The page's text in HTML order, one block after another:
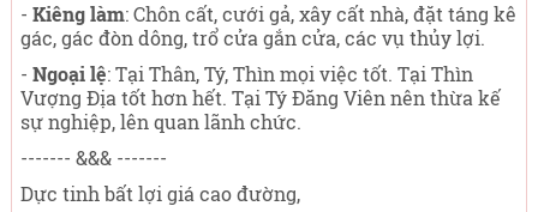
- Kiêng làm: Chôn cất, cưới gả, xây cất nhà, đặt táng kê
gác, gác đòn dông, trổ cửa gắn cửa, các vụ thủy lợi.
- Ngoại lệ: Tại Thân, Tý, Thìn mọi việc tốt. Tại Thìn
Vượng Địa tốt hơn hết. Tại Tý Đăng Viên nên thừa kế
sự nghiệp, lên quan lãnh chức.
------- &&& -------
Dực tinh bất lợi giá cao đường,